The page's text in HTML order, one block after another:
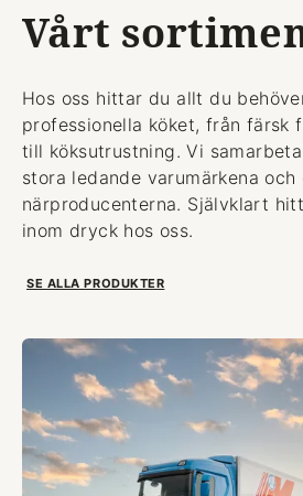
Vårt
Hos oss hittar du allt du
professionella köket, från färsk
till köksutrustning. Vi
stora ledande varumärkena och
närproducenterna. Självklart
inom dryck hos oss.
SE ALLA PRODUKTER